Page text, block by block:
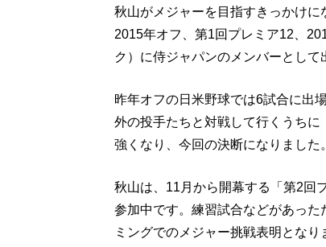
秋山がメジャーを目指すきっかけに
2015年オフ、第1回プレミア12、
ク）に侍ジャパンのメンバーとして
昨年オフの日米野球では6試合に出
外の投手たちと対戦して行くうち
強くなり、今回の決断になりました。
秋山は、11月から開幕する「第2回
参加中です。練習試合などがあっ
ミングでのメジャー挑戦表明となり